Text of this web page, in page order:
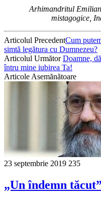
Arhimandritul
mistagogice,
Articolul PrecedentCum
simtă legătura cu Dumnezeu?
Articolul UrmătorDoamne,
întru mine iubirea Ta!
Articole Asemănătoare
23 septembrie 2019 235
„Un îndemn tăcut”